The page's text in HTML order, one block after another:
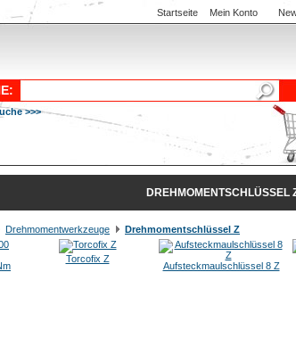
Startseite Mein Konto
>>>
DREHMOMENTSCHLÜSSEL
Drehmomentwerkzeuge Drehmomentschlüssel Z
Torcofix Z
Aufsteckmaulschlüssel 8 Z